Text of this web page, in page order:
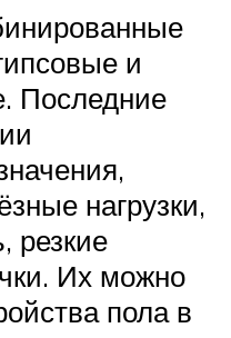
и
Последние
нагрузки,
резкие
Их можно
пола в